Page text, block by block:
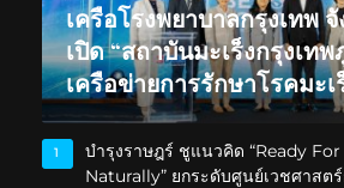
เครือโรงพยาบาลกรุงเทพ
เปิด “สถาบันมะเร็งกรุงเทพ
เครือข่ายการรักษาโรคมะเ
1
บำรุงราษฎร์ ชูแนวคิด “Ready
Naturally” ยกระดับศูนย์เวชศาสต